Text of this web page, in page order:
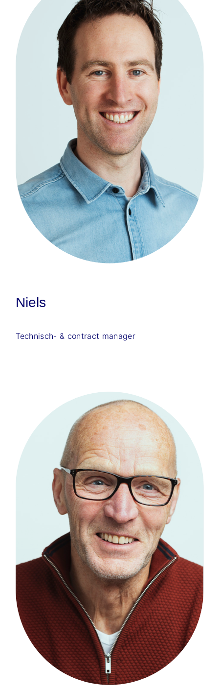
Niels
Technisch- & contract manager